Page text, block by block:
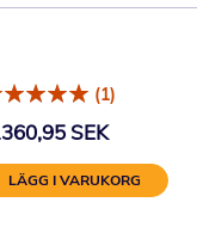
(1)
SEK
LÄGG I VARUKORG